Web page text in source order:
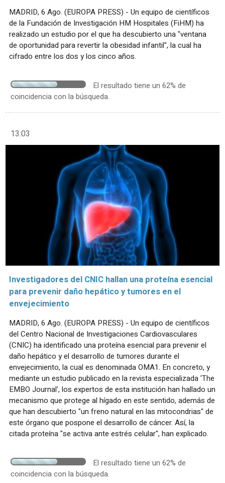
MADRID, 6 Ago. (EUROPA PRESS) - Un equipo de científicos
de la Fundación de Investigación HM Hospitales (FiHM) ha
realizado un estudio por el que ha descubierto una "ventana
de oportunidad para revertir la obesidad infantil", la cual ha
cifrado entre los dos y los cinco años.
El resultado tiene un 62% de
coincidencia con la búsqueda.
13:03
Investigadores del CNIC hallan una proteína esencial
para prevenir daño hepático y tumores en el
envejecimiento
MADRID, 6 Ago. (EUROPA PRESS) - Un equipo de científicos
del Centro Nacional de Investigaciones Cardiovasculares
(CNIC) ha identificado una proteína esencial para prevenir el
daño hepático y el desarrollo de tumores durante el
envejecimiento, la cual es denominada OMA1. En concreto, y
mediante un estudio publicado en la revista especializada 'The
EMBO Journal', los expertos de esta institución han hallado un
mecanismo que protege al hígado en este sentido, además de
que han descubierto "un freno natural en las mitocondrias" de
este órgano que pospone el desarrollo de cáncer. Así, la
citada proteína "se activa ante estrés celular", han explicado.
El resultado tiene un 62% de
coincidencia con la búsqueda.